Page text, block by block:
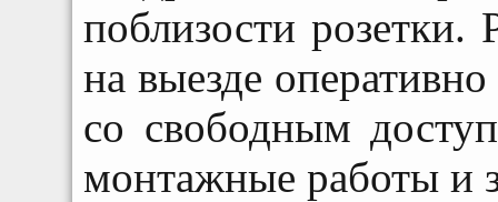
поблизости
на выезде
со свободным
монтажные работы и